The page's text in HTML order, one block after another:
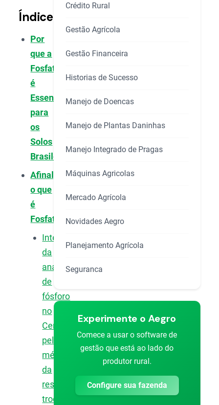
Índice
Por
que a
Fosfatagem
é
Essencial
para
os
Solos
Brasileiros?
Afinal,
o que
é
Fosfatagem?
Interpretação
da
análise
de
fósforo
no
Cerrado
pelos
métodos
da
resina
trocadora
Crédito Rural
Gestão Agrícola
Gestão Financeira
Historias de Sucesso
Manejo de Doencas
Manejo de Plantas Daninhas
Manejo Integrado de Pragas
Máquinas Agricolas
Mercado Agrícola
Novidades Aegro
Planejamento Agrícola
Seguranca
Experimente o Aegro
Comece a usar o software de
gestão que está ao lado do
produtor rural.
Configure sua fazenda